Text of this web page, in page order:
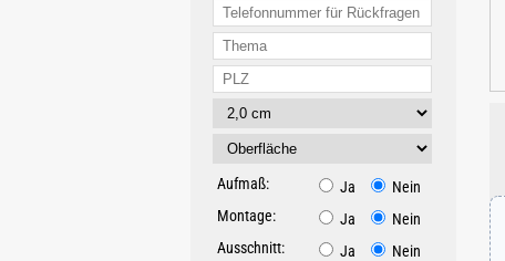
Aufmaß: Ja
Nein
Montage:
Ja
Nein
Ausschnitt:
Ja Nein